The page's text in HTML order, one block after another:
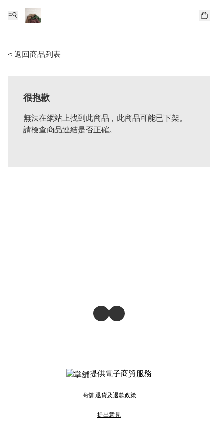
< 返回商品列表
很抱歉
無法在網站上找到此商品，此商品可能已下架。
請檢查商品連結是否正確。
提供電子商貿服務
商舖 退貨及退款政策
提出意見